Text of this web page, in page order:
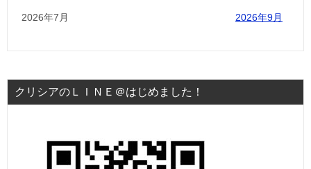
2026年7月 2026年9月
クリシアのＬＩＮＥ＠はじめました！